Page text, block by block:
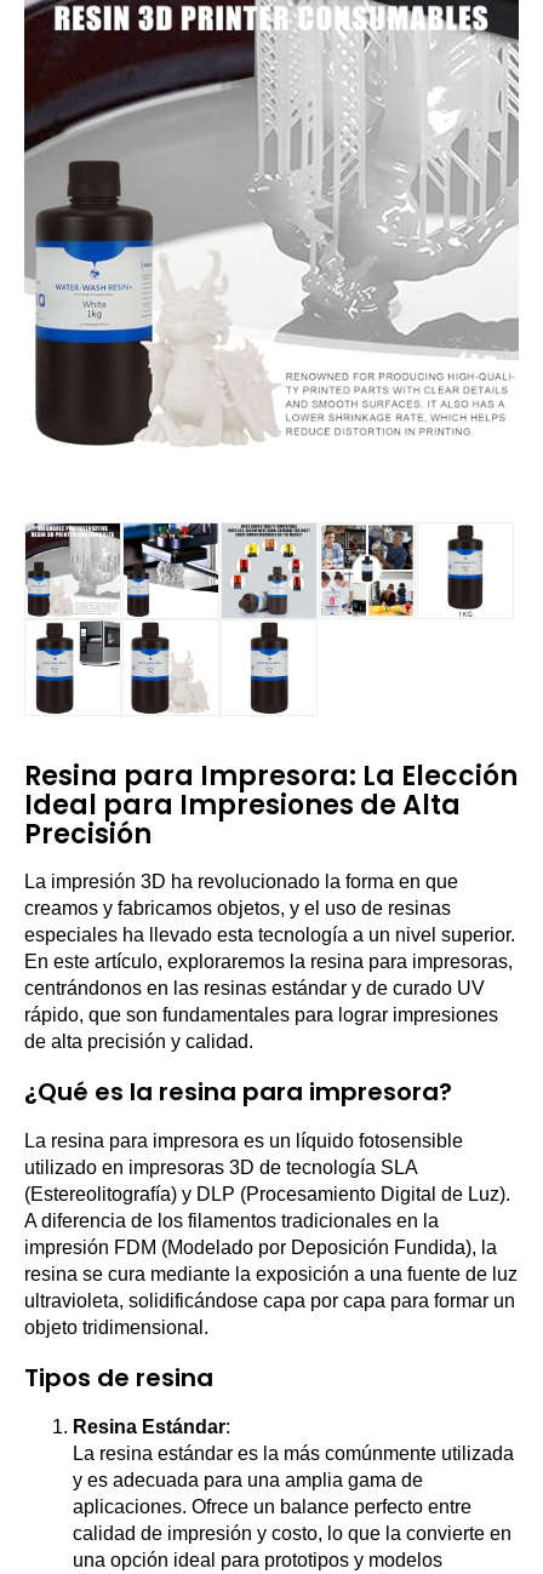
Resina para Impresora: La Elección
Ideal para Impresiones de Alta
Precisión
La impresión 3D ha revolucionado la forma en que
creamos y fabricamos objetos, y el uso de resinas
especiales ha llevado esta tecnología a un nivel superior.
En este artículo, exploraremos la resina para impresoras,
centrándonos en las resinas estándar y de curado UV
rápido, que son fundamentales para lograr impresiones
de alta precisión y calidad.
¿Qué es la resina para impresora?
La resina para impresora es un líquido fotosensible
utilizado en impresoras 3D de tecnología SLA
(Estereolitografía) y DLP (Procesamiento Digital de Luz).
A diferencia de los filamentos tradicionales en la
impresión FDM (Modelado por Deposición Fundida), la
resina se cura mediante la exposición a una fuente de luz
ultravioleta, solidificándose capa por capa para formar un
objeto tridimensional.
Tipos de resina
Resina Estándar:
La resina estándar es la más comúnmente utilizada
y es adecuada para una amplia gama de
aplicaciones. Ofrece un balance perfecto entre
calidad de impresión y costo, lo que la convierte en
una opción ideal para prototipos y modelos